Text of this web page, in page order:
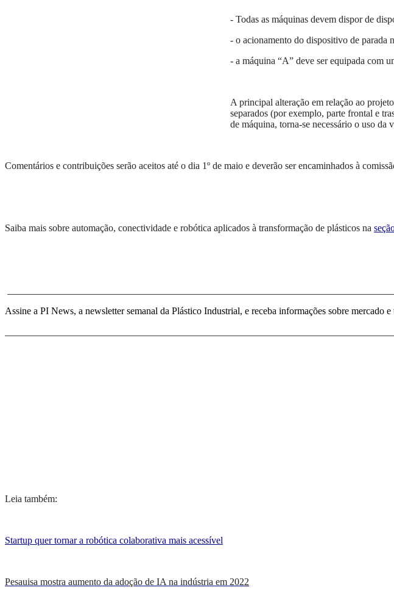
- Todas as máquinas devem dispor de
- o acionamento do dispositivo de parada
- a máquina “A” deve ser equipada com
A principal alteração em relação ao
separados (por exemplo, parte frontal e
de máquina, torna-se necessário o uso
Comentários e contribuições serão aceitos até o dia 1º de maio e deverão ser encaminhados à
Saiba mais sobre automação, conectividade e robótica aplicados à transformação de plásticos na
Assine a PI News, a newsletter semanal da Plástico Industrial, e receba informações sobre mercado
Leia também:
Startup quer tornar a robótica colaborativa mais acessível
Pesauisa mostra aumento da adoção de IA na indústria em 2022